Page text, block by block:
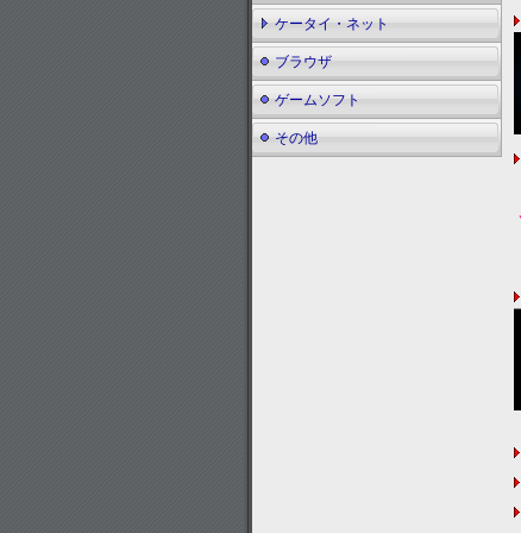
ケータイ・ネット
ブラウザ
ゲームソフト
その他